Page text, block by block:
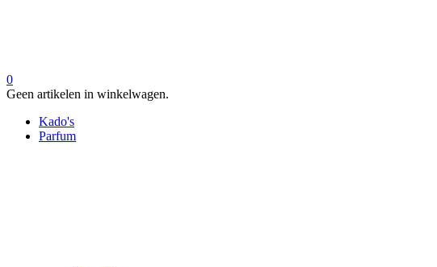
0
Geen artikelen in winkelwagen.
Kado's
Parfum